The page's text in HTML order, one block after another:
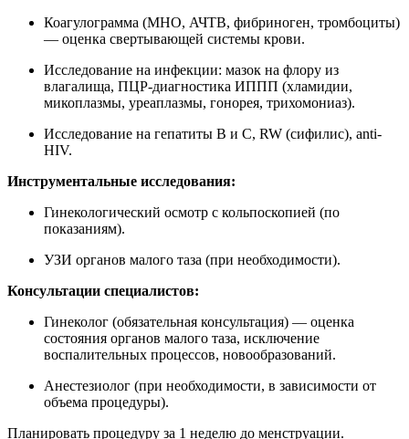
Коагулограмма (МНО, АЧТВ, фибриноген, тромбоциты)
— оценка свертывающей системы крови.
Исследование на инфекции: мазок на флору из
влагалища, ПЦР-диагностика ИППП (хламидии,
микоплазмы, уреаплазмы, гонорея, трихомониаз).
Исследование на гепатиты В и С, RW (сифилис), anti-
HIV.
Инструментальные исследования:
Гинекологический осмотр с кольпоскопией (по
показаниям).
УЗИ органов малого таза (при необходимости).
Консультации специалистов:
Гинеколог (обязательная консультация) — оценка
состояния органов малого таза, исключение
воспалительных процессов, новообразований.
Анестезиолог (при необходимости, в зависимости от
объема процедуры).
Планировать процедуру за 1 неделю до менструации.